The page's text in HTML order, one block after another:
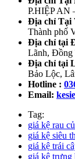
P.HIỆP
Địa chỉ Tại
Thành phố
Địa chỉ tại
Lãnh, Đồng
Địa chỉ tại
Bảo Lộc,
Hotline :
Email:
Tag:
giá kệ rau
giá kệ siêu
giá kệ trái
giá kệ trưng